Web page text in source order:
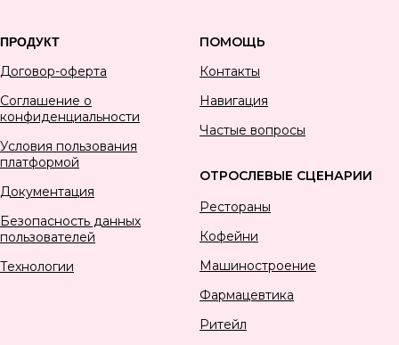
ПРОДУКТ
Договор-оферта
Соглашение о
конфиденциальности
Условия пользования
платформой
Документация
Безопасность данных
пользователей
Технологии
ПОМОЩЬ
Контакты
Навигация
Частые вопросы
ОТРОСЛЕВЫЕ СЦЕНАРИИ
Рестораны
Кофейни
Машиностроение
Фармацевтика
Ритейл